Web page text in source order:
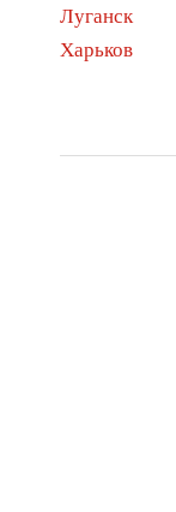
Луганск
Харьков